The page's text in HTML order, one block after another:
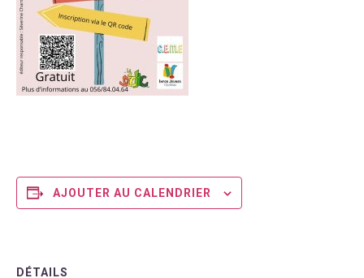
AJOUTER AU CALENDRIER
DÉTAILS